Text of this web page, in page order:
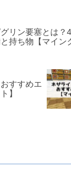
グリン要塞とは？
持ち物【マイン
すすめエ
】